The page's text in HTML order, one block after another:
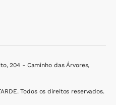
204 - Caminho das Árvores,
Todos os direitos reservados.